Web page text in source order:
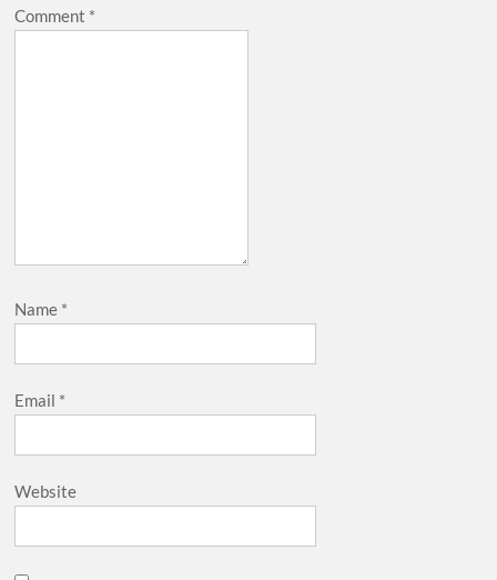
Comment *
Name *
Email *
Website